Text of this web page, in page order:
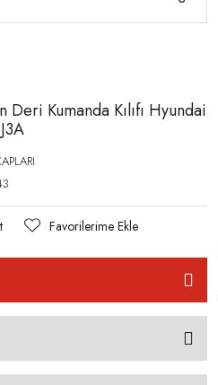
Kumanda Kılıfı Hyundai